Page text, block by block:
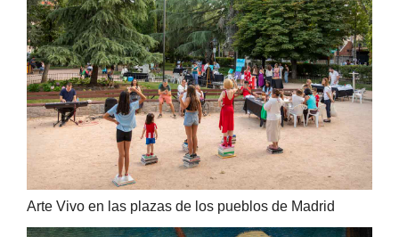
Arte Vivo en las plazas de los pueblos de Madrid